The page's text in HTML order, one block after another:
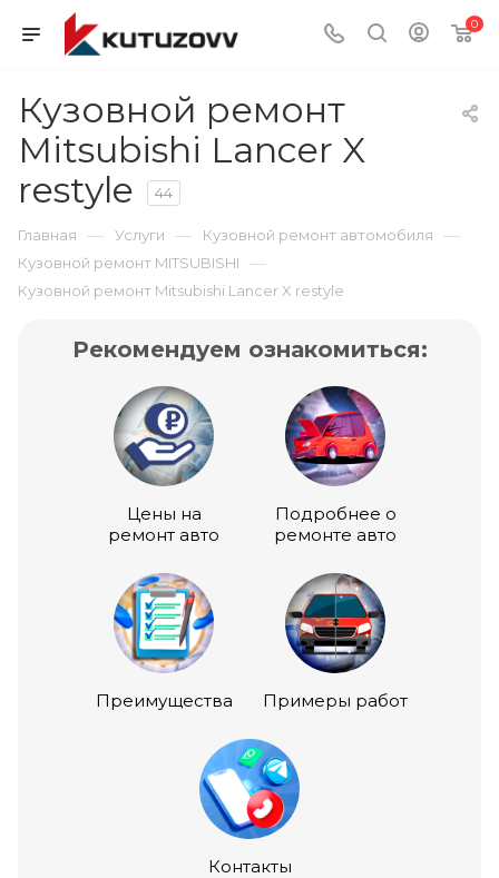
0
Кузовной ремонт
Mitsubishi Lancer X
restyle
44
Главная — Услуги — Кузовной ремонт автомобиля —
Кузовной ремонт MITSUBISHI —
Кузовной ремонт Mitsubishi Lancer X restyle
Рекомендуем ознакомиться:
Цены на
ремонт авто
Подробнее о
ремонте авто
Преимущества Примеры работ
Контакты